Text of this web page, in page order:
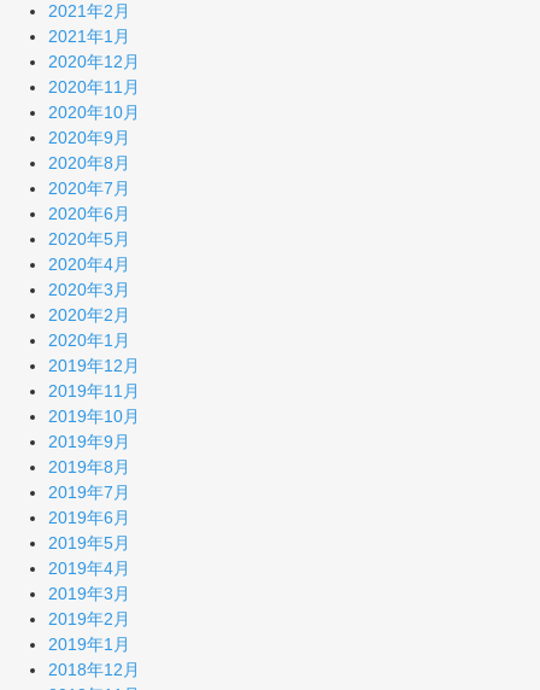
2021年2月
2021年1月
2020年12月
2020年11月
2020年10月
2020年9月
2020年8月
2020年7月
2020年6月
2020年5月
2020年4月
2020年3月
2020年2月
2020年1月
2019年12月
2019年11月
2019年10月
2019年9月
2019年8月
2019年7月
2019年6月
2019年5月
2019年4月
2019年3月
2019年2月
2019年1月
2018年12月